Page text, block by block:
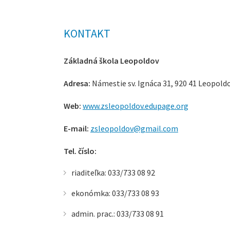
KONTAKT
Základná škola Leopoldov
Adresa: Námestie sv. Ignáca 31, 920 41
Web: www.zsleopoldov.edupage.org
E-mail: zsleopoldov@gmail.com
Tel. číslo:
riaditeľka: 033/733 08 92
ekonómka: 033/733 08 93
admin. prac.: 033/733 08 91